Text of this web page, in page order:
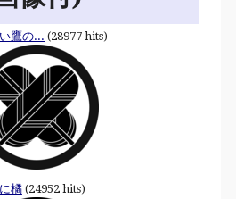
鷹の... (28977 hits)
橘(24952 hits)